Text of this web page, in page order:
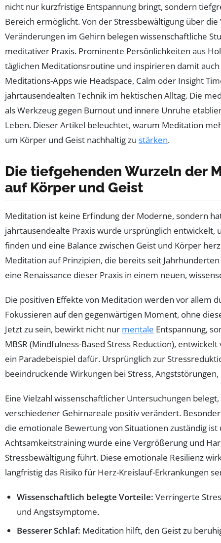
nicht nur kurzfristige Entspannung bringt, sondern
Bereich ermöglicht. Von der Stressbewältigung über
Veränderungen im Gehirn belegen wissenschaftliche
meditativer Praxis. Prominente Persönlichkeiten aus
täglichen Meditationsroutine und inspirieren damit
Meditations-Apps wie Headspace, Calm oder Insight
jahrtausendealten Technik im hektischen Alltag. Die
als Werkzeug gegen Burnout und innere Unruhe
Leben. Dieser Artikel beleuchtet, warum Meditation
um Körper und Geist nachhaltig zu stärken.
Die tiefgehenden Wurzeln der
auf Körper und Geist
Meditation ist keine Erfindung der Moderne, sondern
jahrtausendealte Praxis wurde ursprünglich
finden und eine Balance zwischen Geist und Körper
Meditation auf Prinzipien, die bereits seit
eine Renaissance dieser Praxis in einem neuen,
Die positiven Effekte von Meditation werden vor allem
Fokussieren auf den gegenwärtigen Moment, ohne
Jetzt zu sein, bewirkt nicht nur mentale Entspannung,
MBSR (Mindfulness-Based Stress Reduction),
ein Paradebeispiel dafür. Ursprünglich zur
beeindruckende Wirkungen bei Stress,
Eine Vielzahl wissenschaftlicher Untersuchungen
verschiedener Gehirnareale positiv verändert.
die emotionale Bewertung von Situationen zuständig
Achtsamkeitstraining wurde eine Vergrößerung und
Stressbewältigung führt. Diese emotionale Resilienz
langfristig das Risiko für Herz-Kreislauf-Erkrankungen
Wissenschaftlich belegte Vorteile: Verringerte
und Angstsymptome.
Besserer Schlaf: Meditation hilft, den Geist zu